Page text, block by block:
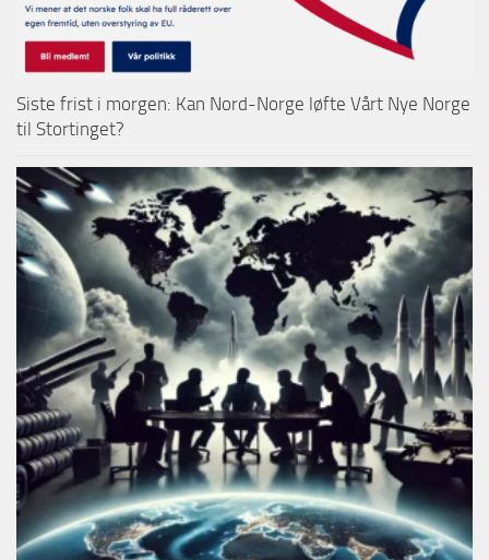
Siste frist i morgen: Kan Nord-Norge løfte Vårt Nye Norge
til Stortinget?